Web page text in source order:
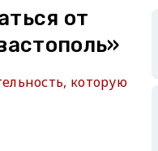
от
которую